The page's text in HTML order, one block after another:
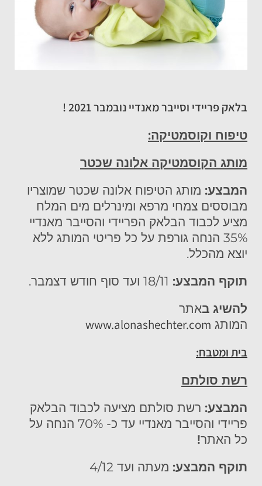
בלאק פריידי וסייבר מאנדיי נובמבר 2021 !
טיפוח וקוסמטיקה:
מותג הקוסמטיקה אלונה שכטר
המבצע: מותג הטיפוח אלונה שכטר שמוצריו
מבוססים צמחי מרפא ומינרלים מים המלח
מציע לכבוד הבלאק הפריידי והסייבר מאנדיי
35% הנחה גורפת על כל פריטי המותג ללא
יוצא מהכלל.
תוקף המבצע:
להשיג באתר
המותג www.alonashechter.com
בית ומטבח:
רשת סולתם
המבצע: רשת סולתם מציעה לכבוד הבלאק
פריידי והסייבר מאנדיי עד כ- 70% הנחה על
כל האתר!
תוקף המבצע: מעתה ועד 4/12